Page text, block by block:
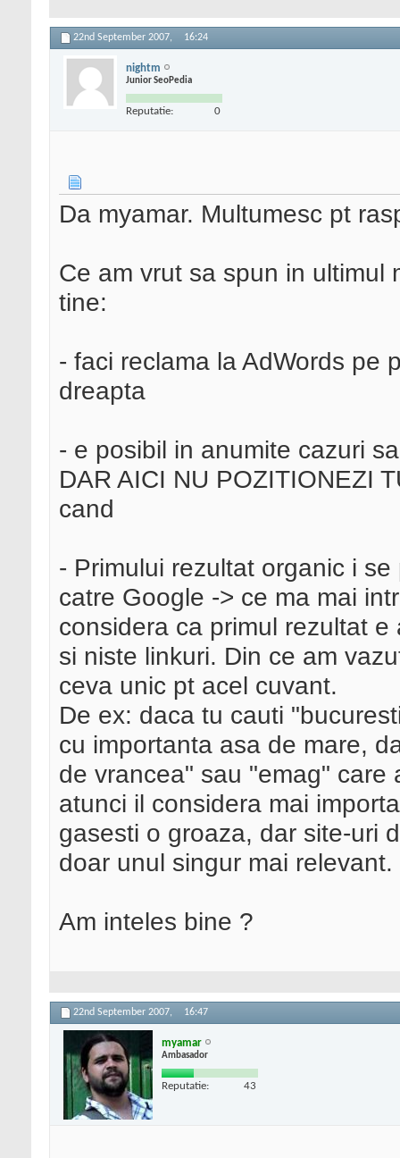
22nd September 2007, 16:24
nightm
Junior SeoPedia
Reputatie: 0
Da myamar. Multumesc pt
Ce am vrut sa spun in ultimul
tine:
- faci reclama la AdWords pe
dreapta
- e posibil in anumite cazuri
DAR AICI NU POZITIONEZI
cand
- Primului rezultat organic i
catre Google -> ce ma mai
considera ca primul rezultat
si niste linkuri. Din ce am
ceva unic pt acel cuvant.
De ex: daca tu cauti
cu importanta asa de mare,
de vrancea" sau "emag"
atunci il considera mai
gasesti o groaza, dar site-uri
doar unul singur mai relevant.
Am inteles bine ?
22nd September 2007, 16:47
myamar
Ambasador
Reputatie: 43